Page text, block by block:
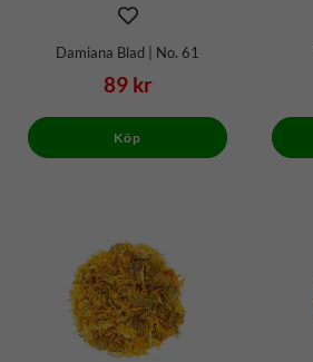
Damiana Blad | No. 61
89 kr
Köp